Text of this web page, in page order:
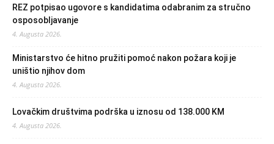
REZ potpisao ugovore s kandidatima odabranim za stručno
osposobljavanje
4. Augusta 2026.
Ministarstvo će hitno pružiti pomoć nakon požara koji je
uništio njihov dom
4. Augusta 2026.
Lovačkim društvima podrška u iznosu od 138.000 KM
4. Augusta 2026.